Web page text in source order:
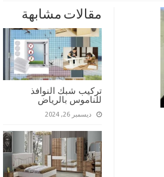
مقالات مشابهة
تركيب شبك النوافذ
للناموس بالرياض
ديسمبر 26, 2024